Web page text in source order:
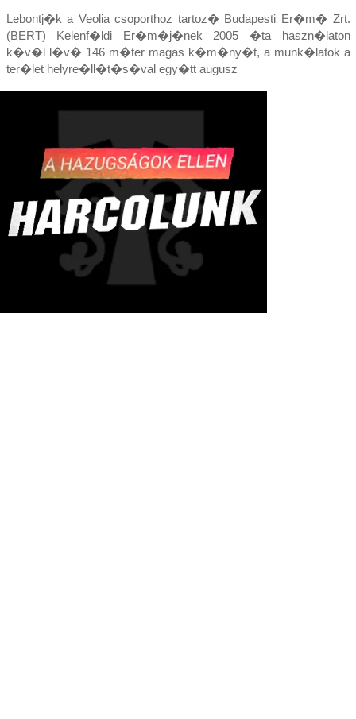
Lebontj�k a Veolia csoporthoz tartoz� Budapesti Er�m� Zrt.
(BERT) Kelenf�ldi Er�m�j�nek 2005 �ta haszn�laton
k�v�l l�v� 146 m�ter magas k�m�ny�t, a munk�latok a
ter�let helyre�ll�t�s�val egy�tt augusz